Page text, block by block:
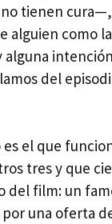
tienen
alguien como
alguna
del
el que
tres y que
del film: un
una oferta